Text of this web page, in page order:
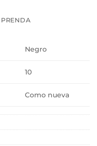
Negro
10
Como nueva